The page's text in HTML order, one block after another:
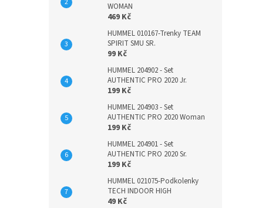
WOMAN
469 Kč
HUMMEL 010167-Trenky TEAM
SPIRIT SMU SR.
99 Kč
HUMMEL 204902 - Set
AUTHENTIC PRO 2020 Jr.
199 Kč
HUMMEL 204903 - Set
AUTHENTIC PRO 2020 Woman
199 Kč
HUMMEL 204901 - Set
AUTHENTIC PRO 2020 Sr.
199 Kč
HUMMEL 021075-Podkolenky
TECH INDOOR HIGH
49 Kč